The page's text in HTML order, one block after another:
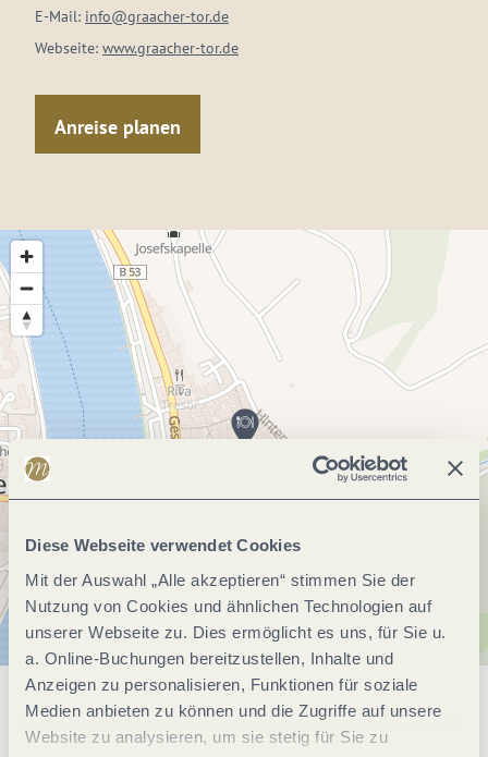
Diese Webseite verwendet Cookies
Mit der Auswahl „Alle akzeptieren“ stimmen Sie der
Nutzung von Cookies und ähnlichen Technologien auf
unserer Webseite zu. Dies ermöglicht es uns, für Sie u.
a. Online-Buchungen bereitzustellen, Inhalte und
Anzeigen zu personalisieren, Funktionen für soziale
Medien anbieten zu können und die Zugriffe auf unsere
Website zu analysieren, um sie stetig für Sie zu
E-Mail: info@graacher-tor.de
Webseite: www.graacher-tor.de
Anreise planen
Allgemeine Informationen